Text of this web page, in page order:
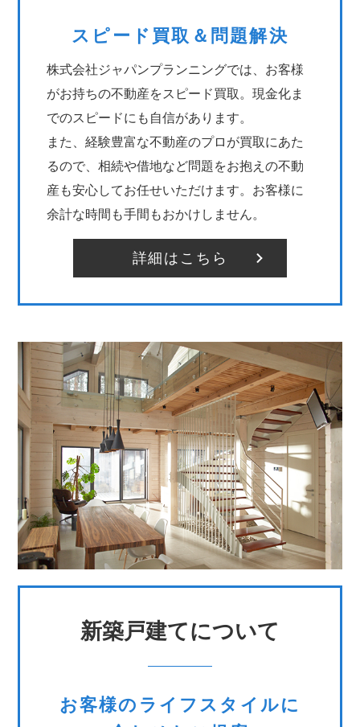
スピード買取＆問題解決
株式会社ジャパンプランニングでは、お客様
がお持ちの不動産をスピード買取。現金化ま
でのスピードにも自信があります。
また、経験豊富な不動産のプロが買取にあた
るので、相続や借地など問題をお抱えの不動
産も安心してお任せいただけます。お客様に
余計な時間も手間もおかけしません。
詳細はこちら
新築戸建てについて
お客様のライフスタイルに